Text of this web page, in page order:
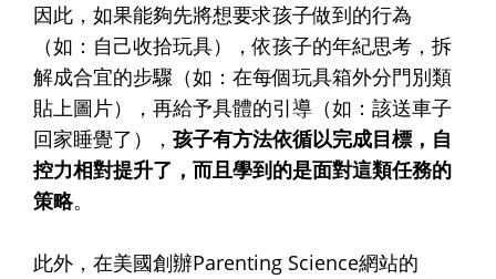
因此，如果能夠先將想要求孩子做到的行為
（如：自己收拾玩具），依孩子的年紀思考，拆
解成合宜的步驟（如：在每個玩具箱外分門別類
貼上圖片），再給予具體的引導（如：該送車子
回家睡覺了）， 孩子有方法依循以完成目標，自
控力相對提升了，而且學到的是面對這類任務的
策略。
此外，在美國創辦Parenting Science網站的